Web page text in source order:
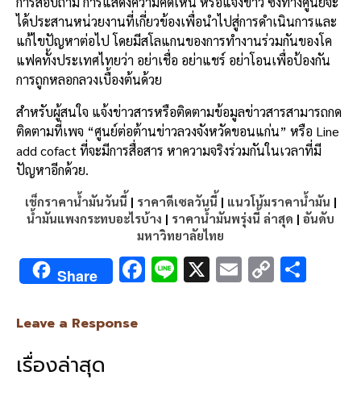
ได้ประสานหน่วยงานที่เกี่ยวข้องเพื่อนำไปสู่การดำเนินการและ
แก้ไขปัญหาต่อไป โดยมีสโลแกนของการทำงานร่วมกันของโค
แฟคทั้งประเทศไทยว่า อย่าเชื่อ อย่าแชร์ อย่าโอนเพื่อป้องกัน
การถูกหลอกลวงเบื้องต้นด้วย
สำหรับผู้สนใจ แจ้งข่าวสารหรือติดตามข้อมูลข่าวสารสามารถกด
ติดตามที่เพจ “ศูนย์ต่อต้านข่าวลวงจังหวัดขอนแก่น” หรือ Line
add cofact ที่จะมีการสื่อสาร หาความจริงร่วมกันในเวลาที่มี
ปัญหาอีกด้วย.
เช็กราคาน้ำมันวันนี้ | ราคาดีเซลวันนี้ | แนวโน้มราคาน้ำมัน |
น้ำมันแพงกระทบอะไรบ้าง | ราคาน้ำมันพรุ่งนี้ ล่าสุด | อันดับ
มหาวิทยาลัยไทย
Share F Li X E C
Leave a Response
เรื่องล่าสุด